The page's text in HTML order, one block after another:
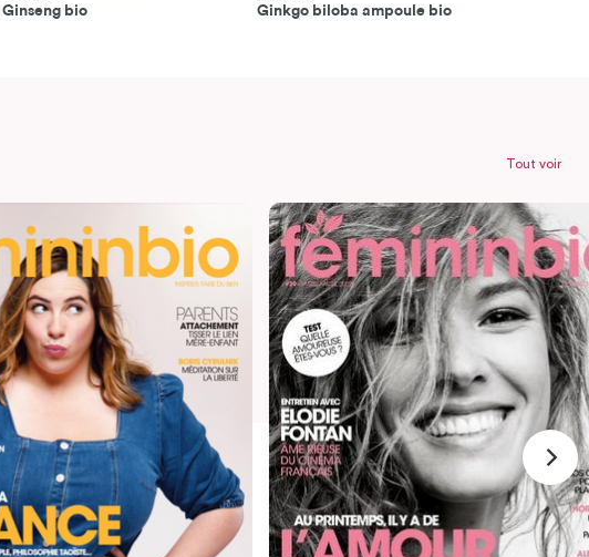
Ginseng bio Ginkgo biloba ampoule bio
Tout voir